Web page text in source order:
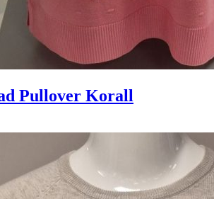
Pullover Korall